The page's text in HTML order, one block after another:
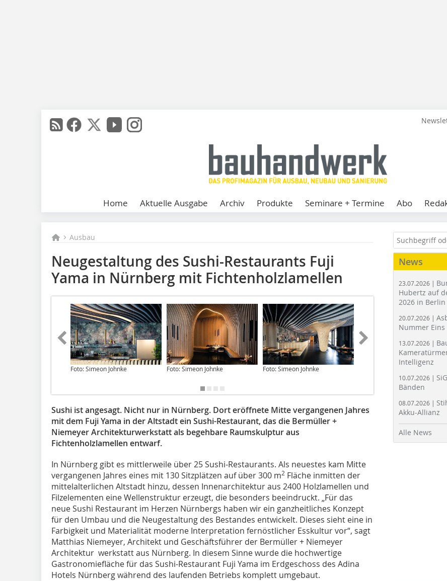
Home Aktuelle Ausgabe Archiv Produkte Seminare + Termine Abo
Ausbau
Neugestaltung des Sushi-Restaurants Fuji
Yama in Nürnberg mit Fichtenholzlamellen
Foto: Simeon Johnke Foto: Simeon Johnke Foto: Simeon Johnke
Zeichnung: Bermüller +
Niemeyer Architekturwerkstatt
Sushi ist angesagt. Nicht nur in Nürnberg. Dort eröffnete Mitte vergangenen Jahres
mit dem Fuji Yama in der Altstadt ein Sushi-Restaurant, das die Bermüller +
Niemeyer Architekturwerkstatt als begehbare Raumskulptur aus
Fichtenholzlamellen entwarf.
In Nürnberg gibt es mittlerweile über 25 Sushi-Restaurants. Als neuestes kam Mitte
vergangenen Jahres eines mit 130 Sitzplätzen auf über 300 m2 Fläche inmitten der
mittelalterlichen Altstadt hinzu, dessen Innenarchitektur aus 2400 Holzlamellen und
Filzelementen eine Wellenstruktur erzeugt, die besonders beeindruckt. „Für das
neue Sushi Restaurant im Herzen Nürnbergs haben wir ein ganzheitliches Konzept
für den Umbau und die Neugestaltung des Bestandes entwickelt. Dieses sieht eine in
Farbigkeit und Materialität moderne Interpretation fernöstlicher Esskultur vor“, sagt
Matthias Niemeyer, Architekt und Geschäftsführer der Bermüller + Niemeyer
Architek­tur­ werkstatt aus Nürnberg. In diesem Sinne wurde die hochwertige
Gastronomiefläche für das Sushi-Restaurant Fuji Yama im Erdgeschoss des Adina
Hotels Nürnberg während des laufenden Betriebs komplett umgebaut.
News
23.07.2026 |
Hubertz auf
2026 in Berlin
20.07.2026 |
Nummer Eins
13.07.2026 |
Intelligenz
10.07.2026 |
Bänden
08.07.2026 |
Akku-Allianz
Alle News